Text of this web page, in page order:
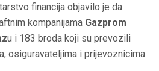
financija objavilo je da
kompanijama Gazprom
u i 183 broda koji su prevozili
osiguravateljima i prijevoznicima